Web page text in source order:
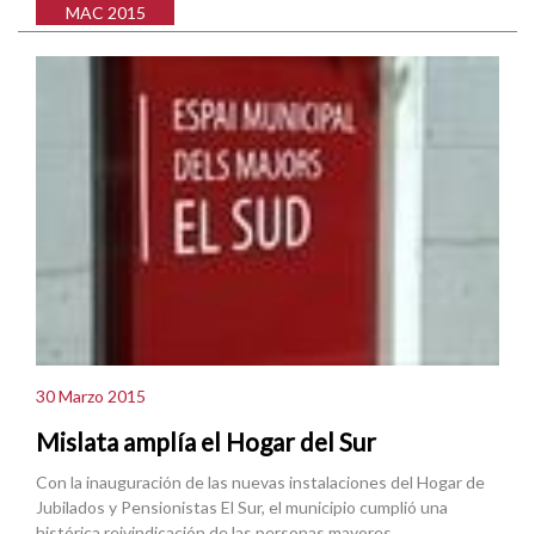
MAC 2015
30 Marzo 2015
Mislata amplía el Hogar del Sur
Con la inauguración de las nuevas instalaciones del Hogar de
Jubilados y Pensionistas El Sur, el municipio cumplió una